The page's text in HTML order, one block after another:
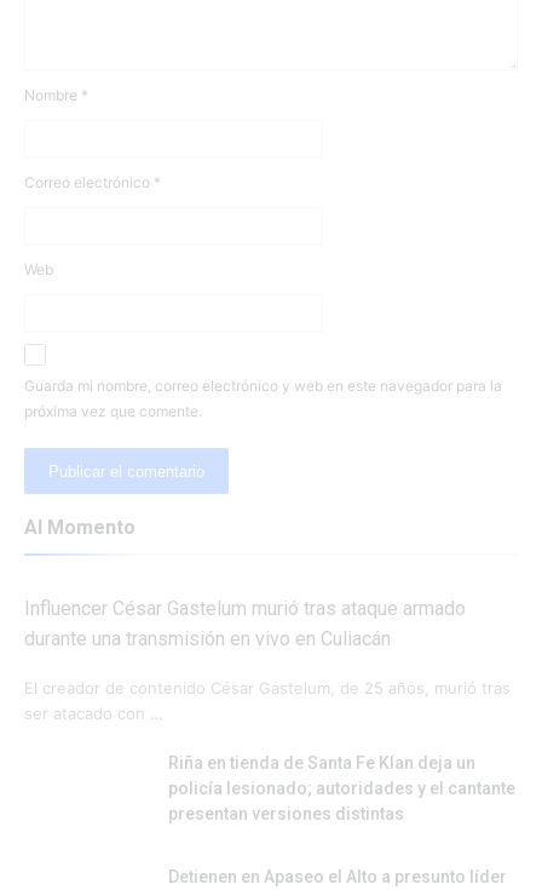
Nombre *
Correo electrónico *
Web
Guarda mi nombre, correo electrónico y web en este navegador para la
próxima vez que comente.
Al Momento
Influencer César Gastelum murió tras ataque armado
durante una transmisión en vivo en Culiacán
El creador de contenido César Gastelum, de 25 años, murió tras
ser atacado con …
Riña en tienda de Santa Fe Klan deja un
policía lesionado; autoridades y el cantante
presentan versiones distintas
Detienen en Apaseo el Alto a presunto líder